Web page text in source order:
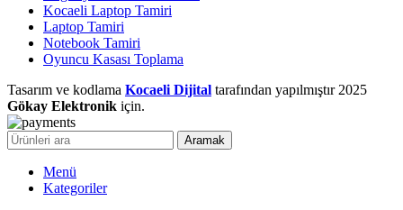
Kocaeli Laptop Tamiri
Laptop Tamiri
Notebook Tamiri
Oyuncu Kasası Toplama
Tasarım ve kodlama Kocaeli Dijital tarafından yapılmıştır 2025
Gökay Elektronik için.
Aramak
Menü
Kategoriler